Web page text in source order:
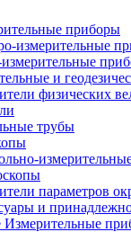
приборы
измерительные
и
физических
трубы
параметров
и
Измерительные